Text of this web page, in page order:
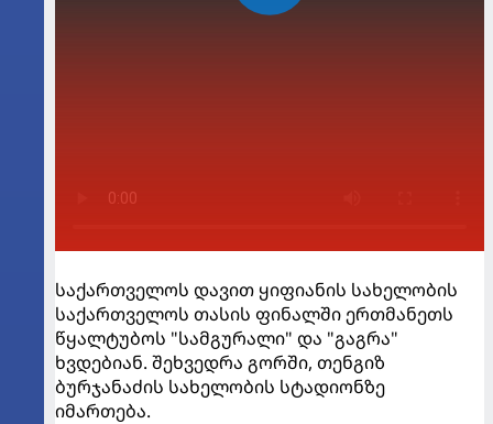
საქართველოს დავით ყიფიანის სახელობის
საქართველოს თასის ფინალში ერთმანეთს
წყალტუბოს "სამგურალი" და "გაგრა"
ხვდებიან. შეხვედრა გორში, თენგიზ
ბურჯანაძის სახელობის სტადიონზე
იმართება.